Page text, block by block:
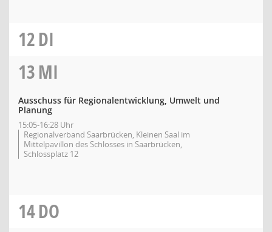
12DI
13MI
Ausschuss für Regionalentwicklung, Umwelt und
Planung
15:05-16:28 Uhr
Regionalverband Saarbrücken, Kleinen Saal im
Mittelpavillon des Schlosses in Saarbrücken,
Schlossplatz 12
14DO